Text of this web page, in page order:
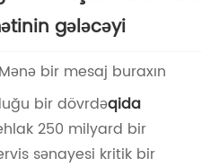
gələcəyi
Mənə bir mesaj buraxın
bir dövrdəqida
250 milyard bir
sənayesi kritik bir